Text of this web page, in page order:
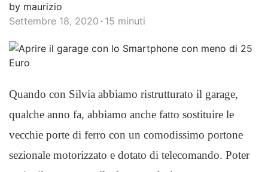
by maurizio
Settembre 18, 2020 15 minuti
Quando con Silvia abbiamo ristrutturato il garage,
qualche anno fa, abbiamo anche fatto sostituire le
vecchie porte di ferro con un comodissimo portone
sezionale motorizzato e dotato di telecomando. Poter